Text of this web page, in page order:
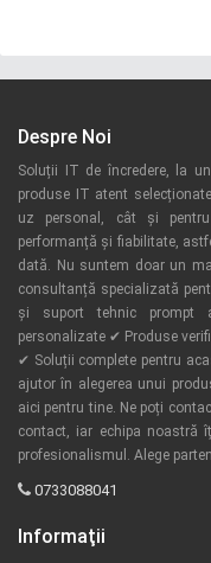
Despre Noi
Soluții IT de încredere, la
produse IT atent
uz personal, cât și
performanță și fiabilitate,
dată. Nu suntem doar un
consultanță specializată
și suport tehnic prompt
personalizate ✔ Produse
✔ Soluții complete pentru
ajutor în alegerea unui
aici pentru tine. Ne poți
contact, iar echipa noastră
profesionalismul. Alege
0733088041
Informaţii